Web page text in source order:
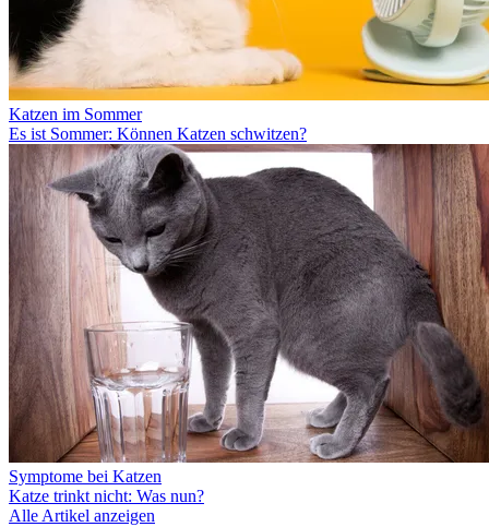
Katzen im Sommer
Es ist Sommer: Können Katzen schwitzen?
Symptome bei Katzen
Katze trinkt nicht: Was nun?
Alle Artikel anzeigen